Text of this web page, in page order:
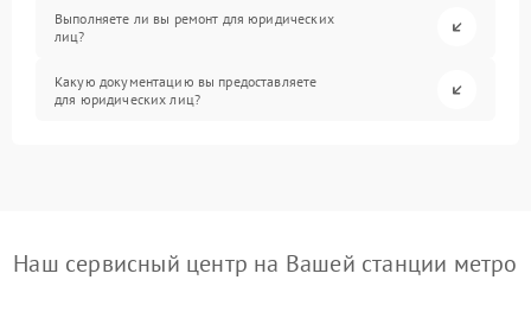
Выполняете ли вы ремонт для юридических
лиц?
Какую документацию вы предоставляете
для юридических лиц?
Наш сервисный центр на Вашей станции метро